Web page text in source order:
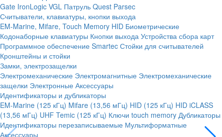
Gate IronLogic VGL Патруль Quest Parsec
Считыватели, клавиатуры, кнопки выхода
EM-Marine, Mifare, Touch Memory HID Биометрические
Кодонаборные клавиатуры Кнопки выхода Устройства сбора карт
Программное обеспечение Smartec Стойки для считывателей
Кронштейны и стойки
Замки, электрозащелки
Электромеханические Электромагнитные Электромеханические
защелки Электронные Аксессуары
Идентификаторы и дубликаторы
EM-Marine (125 кГц) Mifare (13,56 мГц) HID (125 кГц) HID iCLASS
(13,56 мГц) UHF Temic (125 кГц) Ключи touch memory Дубликаторы
Идентификаторы перезаписываемые Мультиформатные
Аксессуары